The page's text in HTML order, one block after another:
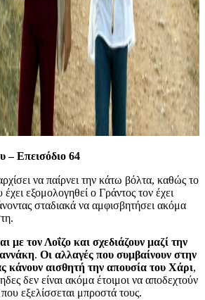
– Επεισόδιο 64
να παίρνει την κάτω βόλτα, καθώς το
εξομολογηθεί ο Γράντος τον έχει
σταδιακά να αμφισβητήσει ακόμα
με τον Λοΐζο και σχεδιάζουν μαζί την
. Οι αλλαγές που συμβαίνουν στην
κάνουν αισθητή την απουσία του Χάρι,
δεν είναι ακόμα έτοιμοι να αποδεχτούν
εξελίσσεται μπροστά τους.